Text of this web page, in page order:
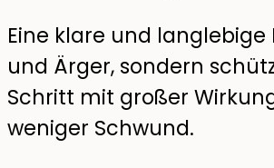
Eine klare und
und Ärger, sondern
Schritt mit großer
weniger Schwund.